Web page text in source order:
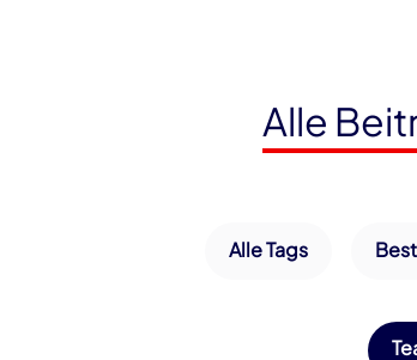
Alle
Alle Tags